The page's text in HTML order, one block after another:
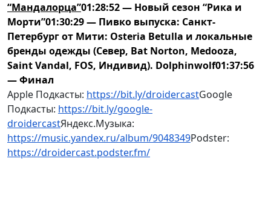
“Мандалорца”01:28:52 — Новый сезон “Рика и
Морти”01:30:29 — Пивко выпуска: Санкт-
Петербург от Мити: Osteria Betulla и локальные
бренды одежды (Север, Bat Norton, Medooza,
Saint Vandal, FOS, Индивид). Dolphinwolf01:37:56
— Финал
Apple Подкасты: https://bit.ly/droidercastGoogle
Подкасты: https://bit.ly/google-
droidercastЯндекс.Музыка:
https://music.yandex.ru/album/9048349Podster:
https://droidercast.podster.fm/